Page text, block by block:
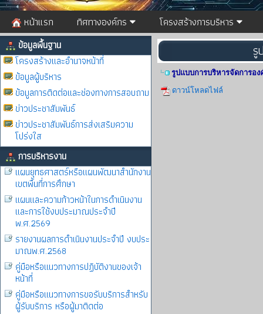
หน้าแรก ทิศทางองค์กร โครงสร้างการบริหาร
ข้อมูลพื้นฐาน
โครงสร้างและอำนาจหน้าที่
ข้อมูลผู้บริหาร
ข้อมูลการติดต่อและช่องทางการสอบถาม
ข่าวประชาสัมพันธ์
ข่าวประชาสัมพันธ์การส่งเสริมความ
โปร่งใส
การบริหารงาน
แผนยุทธศาสตร์หรือแผนพัฒนาสำนักงาน
เขตพื้นที่การศึกษา
แผนและความก้าวหน้าในการดำเนินงาน
และการใช้งบประมาณประจำปี
พ.ศ.2569
รายงานผลการดำเนินงานประจำปี งบประ
มาณพ.ศ.2568
คู่มือหรือแนวทางการปฏิบัติงานของเจ้า
หน้าที่
คู่มือหรือแนวทางการขอรับบริการสำหรับ
ผู้รับบริการ หรือผู้มาติดต่อ
รู
รูปแบบการบริหารจัดการอ
ดาวน์โหลดไฟล์